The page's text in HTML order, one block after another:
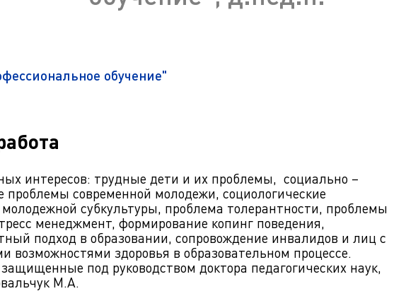
обучение"
интересов: трудные дети и их проблемы, социально –
проблемы современной молодежи, социологические
субкультуры, проблема толерантности, проблемы
менеджмент, формирование копинг поведения,
подход в образовании, сопровождение инвалидов и лиц с
возможностями здоровья в образовательном процессе.
под руководством доктора педагогических наук,
М.А.